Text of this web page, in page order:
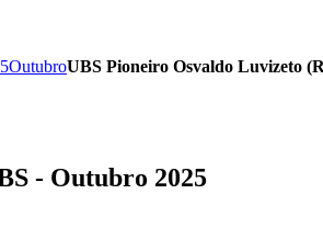
OutubroUBS Pioneiro Osvaldo Luvizeto
- Outubro 2025